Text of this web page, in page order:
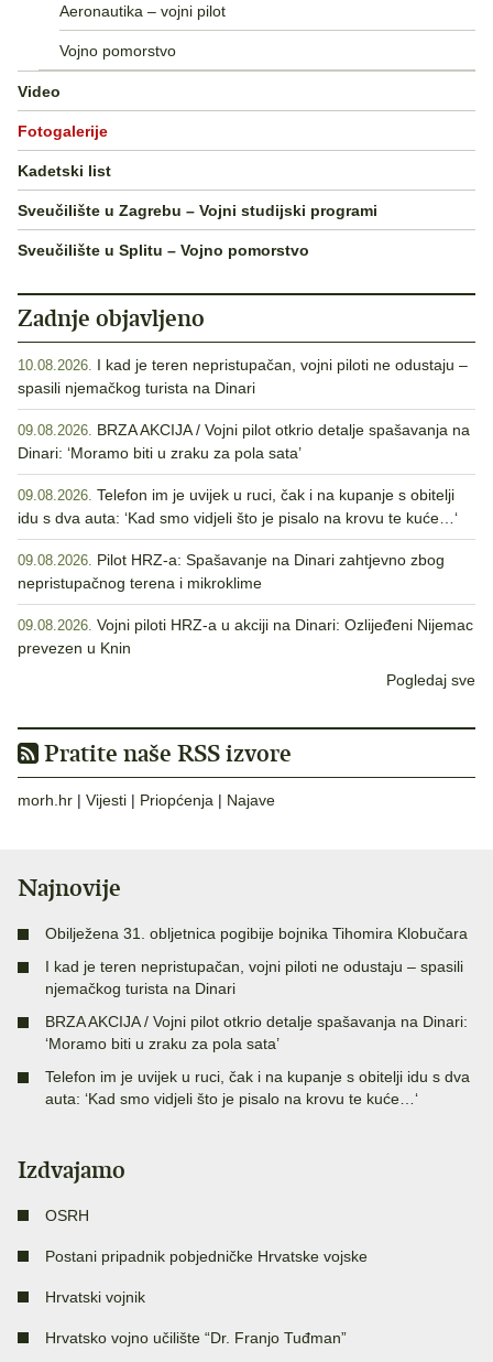
Aeronautika – vojni pilot
Vojno pomorstvo
Video
Fotogalerije
Kadetski list
Sveučilište u Zagrebu – Vojni studijski programi
Sveučilište u Splitu – Vojno pomorstvo
Zadnje objavljeno
10.08.2026. I kad je teren nepristupačan, vojni piloti ne odustaju –
spasili njemačkog turista na Dinari
09.08.2026. BRZA AKCIJA / Vojni pilot otkrio detalje spašavanja na
Dinari: ‘Moramo biti u zraku za pola sata’
09.08.2026. Telefon im je uvijek u ruci, čak i na kupanje s obitelji
idu s dva auta: ‘Kad smo vidjeli što je pisalo na krovu te kuće…‘
09.08.2026. Pilot HRZ-a: Spašavanje na Dinari zahtjevno zbog
nepristupačnog terena i mikroklime
09.08.2026. Vojni piloti HRZ-a u akciji na Dinari: Ozlijeđeni Nijemac
prevezen u Knin
Pogledaj sve
Pratite naše RSS izvore
morh.hr | Vijesti | Priopćenja | Najave
Najnovije
Obilježena 31. obljetnica pogibije bojnika Tihomira Klobučara
I kad je teren nepristupačan, vojni piloti ne odustaju – spasili
njemačkog turista na Dinari
BRZA AKCIJA / Vojni pilot otkrio detalje spašavanja na Dinari:
‘Moramo biti u zraku za pola sata’
Telefon im je uvijek u ruci, čak i na kupanje s obitelji idu s dva
auta: ‘Kad smo vidjeli što je pisalo na krovu te kuće…‘
Izdvajamo
OSRH
Postani pripadnik pobjedničke Hrvatske vojske
Hrvatski vojnik
Hrvatsko vojno učilište “Dr. Franjo Tuđman”